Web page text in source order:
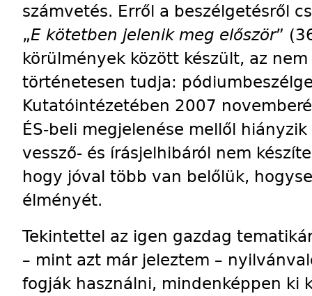
számvetés. Erről a beszélgetésről
„E kötetben jelenik meg először”
körülmények között készült, az
történetesen tudja:
Kutatóintézetében 2007
ÉS-beli megjelenése mellől
vessző- és írásjelhibáról nem
hogy jóval több van belőlük,
élményét.
Tekintettel az igen gazdag
– mint azt már jeleztem –
fogják használni, mindenképpen ki